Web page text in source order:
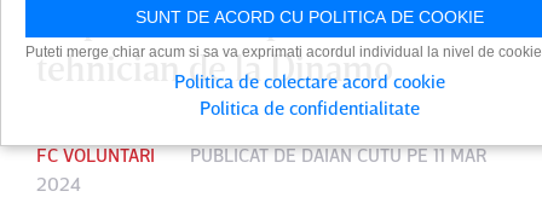
surprinzătoare pentru fostul
tehnician de la Dinamo
FC VOLUNTARI PUBLICAT DEDAIAN CUTUPE 11 MAR
2024
SUNT DE ACORD CU POLITICA DE COOKIE
Puteti merge chiar acum si sa va exprimati acordul individual la nivel de
Politica de colectare acord cookie
Politica de confidentialitate